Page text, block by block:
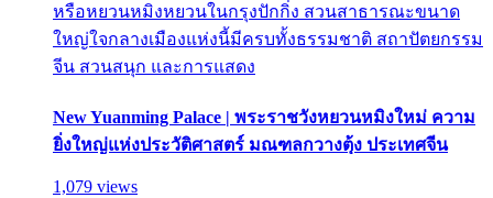
หรือหยวนหมิงหยวนในกรุงปักกิ่ง สวนสาธารณะขนาด
ใหญ่ใจกลางเมืองแห่งนี้มีครบทั้งธรรมชาติ สถาปัตยกรรม
จีน สวนสนุก และการแสดง
New Yuanming Palace | พระราชวังหยวนหมิงใหม่ ความ
ยิ่งใหญ่แห่งประวัติศาสตร์ มณฑลกวางตุ้ง ประเทศจีน
1,079 views